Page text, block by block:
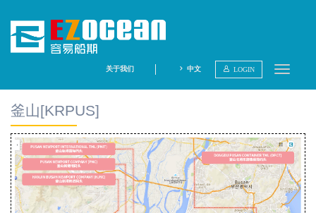
关于我们 中文 LOGIN
查询船期
内陆导航
航线点评
釜山[KRPUS]